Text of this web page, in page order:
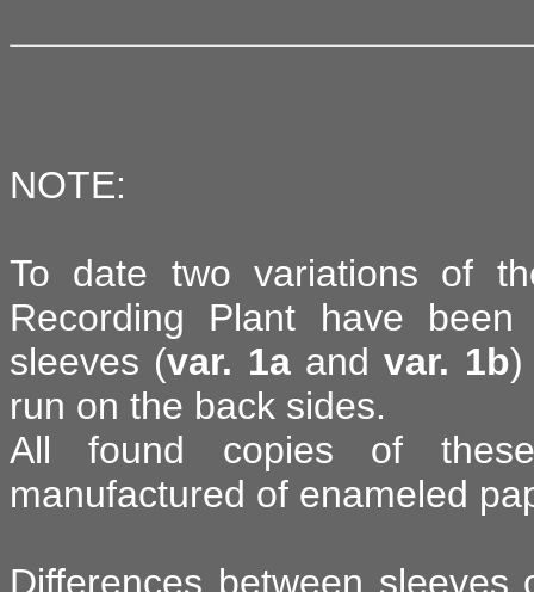
NOTE:
To date two variations of
Recording Plant have
sleeves (var. 1aandvar. 1b)
run on the back sides.
All found copies of
manufactured of enameled
Differences between